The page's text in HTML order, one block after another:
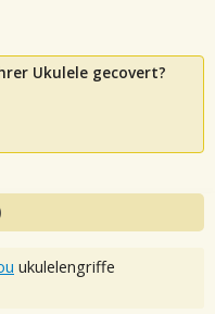
Ukulele gecovert?
ukulelengriffe